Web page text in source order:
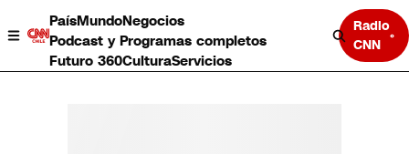
PaísMundoNegocios
Podcast y Programas completos
Futuro 360CulturaServicios
Radio
CNN